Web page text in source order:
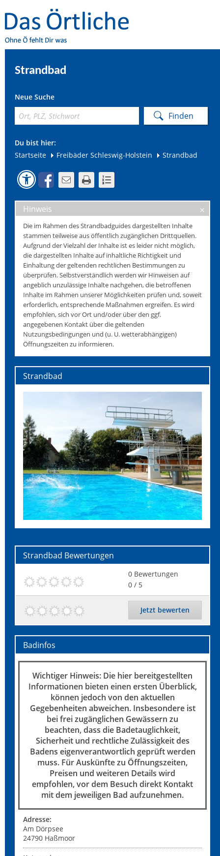
Strandbad
Neue Suche
Du bist hier:
Startseite
Freibäder Schleswig-Holstein Strandbad
Hinweis
Die im Rahmen des Strandbadguides dargestellten Inhalte
stammen teilweise aus öffentlich zugänglichen Drittquellen.
Aufgrund der Vielzahl der Inhalte ist es leider nicht möglich,
die dargestellten Inhalte auf inhaltliche Richtigkeit und
Einhaltung der geltenden rechtlichen Bestimmungen zu
überprüfen. Selbstverständlich werden wir Hinweisen auf
angeblich unzulässige Inhalte nachgehen, die betroffenen
Inhalte im Rahmen unserer Möglichkeiten prüfen und, soweit
erforderlich, entsprechende Maßnahmen ergreifen. Es wird
empfohlen, sich vor Ort und/oder über den ggf.
angegebenen Kontakt über die geltenden
Nutzungsbedingungen und (u. U. wetterabhängigen)
Öffnungszeiten zu informieren.
Strandbad
Strandbad Bewertungen
0 Bewertungen
0 / 5
Jetzt bewerten
Badinfos
Wichtiger Hinweis: Die hier bereitgestellten
Informationen bieten einen ersten Überblick,
können jedoch von den aktuellen
Gegebenheiten abweichen. Insbesondere ist
bei frei zugänglichen Gewässern zu
beachten, dass die Badetauglichkeit,
Sicherheit und rechtliche Zulässigkeit des
Badens eigenverantwortlich geprüft werden
muss. Für Auskünfte zu Öffnungszeiten,
Preisen und weiteren Details wird
empfohlen, vor dem Besuch direkt Kontakt
mit dem jeweiligen Bad aufzunehmen.
Adresse:
Am Dörpsee
24790 Haßmoor